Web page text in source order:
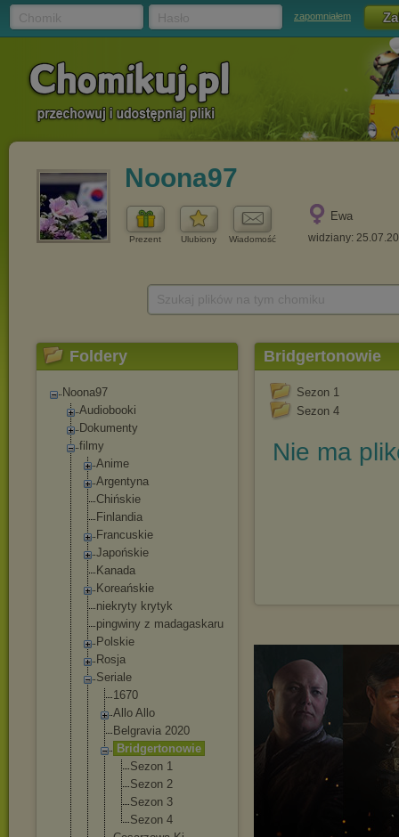
zapomniałem
Noona97
Prezent Ulubiony Wiadomość
Ewa
widziany:
Foldery
Noona97
Audiobooki
Dokumenty
filmy
Anime
Argentyna
Chińskie
Finlandia
Francuskie
Japońskie
Kanada
Koreańskie
niekryty krytyk
pingwiny z madagaskaru
Polskie
Rosja
Seriale
1670
Allo Allo
Belgravia 2020
Bridgertonowie
Sezon 1
Sezon 2
Sezon 3
Sezon 4
Bridgertonowie
Sezon 1
Sezon 4
Nie ma